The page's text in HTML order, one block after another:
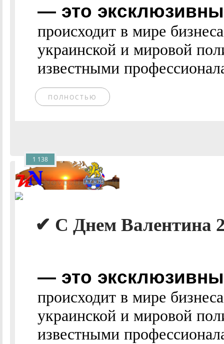
— это
происходит в мире
украинской и мировой
известными
ПОЛНОСТЬЮ
✔ С Днем Валентина
— это
происходит в мире
украинской и мировой
известными
1 138